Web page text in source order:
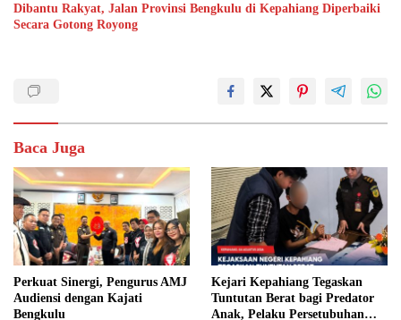
Dibantu Rakyat, Jalan Provinsi Bengkulu di Kepahiang Diperbaiki
Secara Gotong Royong
Baca Juga
Perkuat Sinergi, Pengurus AMJ
Audiensi dengan Kajati
Bengkulu
Kejari Kepahiang Tegaskan
Tuntutan Berat bagi Predator
Anak, Pelaku Persetubuhan